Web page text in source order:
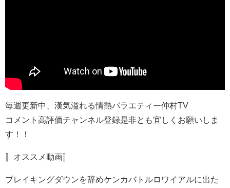
毎週更新中、漢気溢れる情熱バラエティー仲村TV
コメント高評価チャンネル登録是非とも宜しくお願いしま
す！！
〚オススメ動画〛
ブレイキングダウンを辞めケンカバトルロワイアルに出た